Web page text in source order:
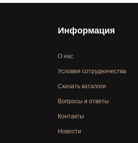
Информация
О нас
Условия сотрудничества
Скачать каталоги
Вопросы и ответы
Контакты
Новости